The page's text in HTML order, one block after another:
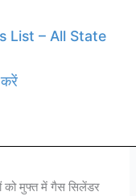
List – All State
को मुफ्त में गैस सिलेंडर